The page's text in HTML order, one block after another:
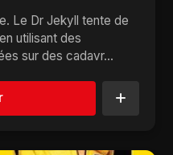
Le Dr Jekyll tente de
utilisant des
sur des cadavr...